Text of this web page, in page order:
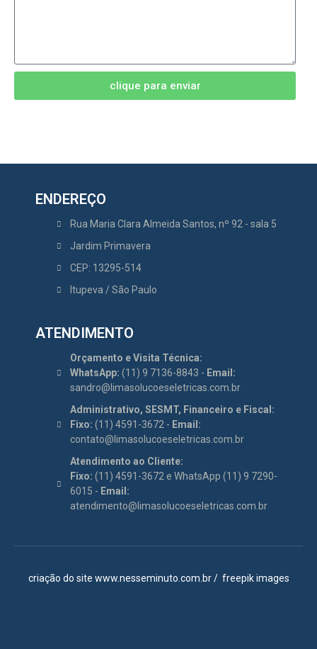
clique para enviar
ENDEREÇO
Rua Maria Clara Almeida Santos, nº 92 - sala 5
Jardim Primavera
CEP: 13295-514
Itupeva / São Paulo
ATENDIMENTO
Orçamento e Visita Técnica:
WhatsApp: (11) 9 7136-8843 - Email:
sandro@limasolucoeseletricas.com.br
Administrativo, SESMT, Financeiro e Fiscal:
Fixo: (11) 4591-3672 - Email:
contato@limasolucoeseletricas.com.br
Atendimento ao Cliente:
Fixo: (11) 4591-3672 e WhatsApp (11) 9 7290-
6015 - Email:
atendimento@limasolucoeseletricas.com.br
criação do site www.nesseminuto.com.br/ freepik images